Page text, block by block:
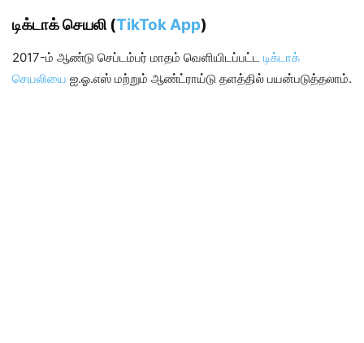
டிக்டாக் செயலி (TikTok App)
2017-ம் ஆண்டு செப்டம்பர் மாதம் வெளியிடப்பட்ட டிக்டாக்
செயலியை ஐ.ஓ.எஸ் மற்றும் ஆண்ட்ராய்டு தளத்தில் பயன்படுத்தலாம்.